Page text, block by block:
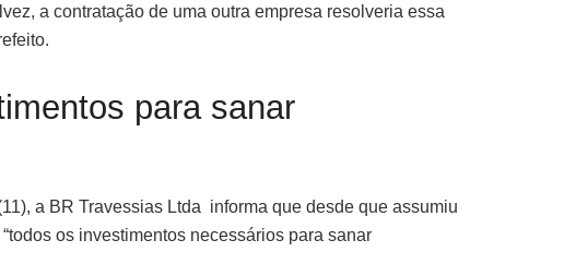
a contratação de uma outra empresa resolveria essa
para sanar
a BR Travessias Ltda informa que desde que assumiu
os investimentos necessários para sanar